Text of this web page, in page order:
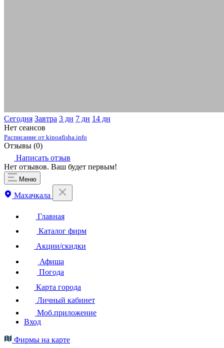
Сегодня Завтра 3 дн 7 дн 14 дн
Нет сеансов
Расписание от kinoafisha.info
Отзывы (0)
Написать отзыв
Нет отзывов. Ваш будет первым!
Меню
Махачкала
Главная
Каталог фирм
Акции/скидки
Афиша
Погода
Карта города
Личный кабинет
Моб.приложение
Вход
Фирмы на карте